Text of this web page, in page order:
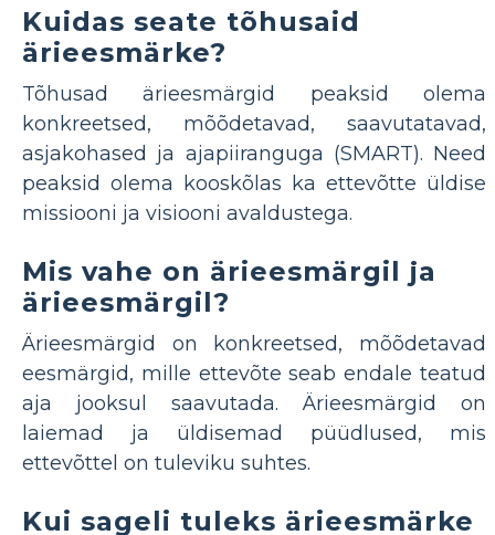
Kuidas seate tõhusaid
ärieesmärke?
Tõhusad ärieesmärgid peaksid olema
konkreetsed, mõõdetavad, saavutatavad,
asjakohased ja ajapiiranguga (SMART). Need
peaksid olema kooskõlas ka ettevõtte üldise
missiooni ja visiooni avaldustega.
Mis vahe on ärieesmärgil ja
ärieesmärgil?
Ärieesmärgid on konkreetsed, mõõdetavad
eesmärgid, mille ettevõte seab endale teatud
aja jooksul saavutada. Ärieesmärgid on
laiemad ja üldisemad püüdlused, mis
ettevõttel on tuleviku suhtes.
Kui sageli tuleks ärieesmärke